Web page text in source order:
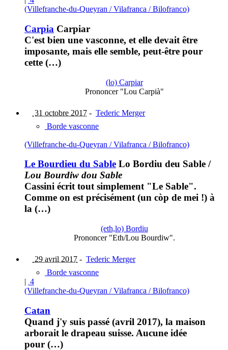
(Villefranche-du-Queyran / Vilafranca / Bilofranco)
Carpia Carpiar
C'est bien une vasconne, et elle devait être
imposante, mais elle semble, peut-être pour
cette (…)
(lo) Carpiar
Prononcer "Lou Carpià"
31 octobre 2017 - Tederic Merger
Borde vasconne
(Villefranche-du-Queyran / Vilafranca / Bilofranco)
Le Bourdieu du Sable Lo Bordiu deu Sable /
Lou Bourdiw dou Sable
Cassini écrit tout simplement "Le Sable".
Comme on est précisément (un còp de mei !) à
la (…)
(eth,lo) Bordiu
Prononcer "Eth/Lou Bourdiw".
29 avril 2017 - Tederic Merger
Borde vasconne
| 4
(Villefranche-du-Queyran / Vilafranca / Bilofranco)
Catan
Quand j'y suis passé (avril 2017), la maison
arborait le drapeau suisse. Aucune idée
pour (…)